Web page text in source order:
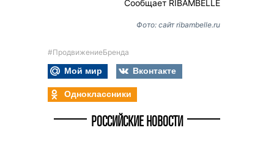
Сообщает RIBAMBELLE
Фото: сайт ribambelle.ru
#ПродвижениеБренда
Мой мир
Вконтакте
Одноклассники
РОССИЙСКИЕ НОВОСТИ